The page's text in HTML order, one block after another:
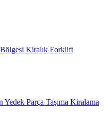
Kiralık Forklift
Parça Taşıma Kiralama